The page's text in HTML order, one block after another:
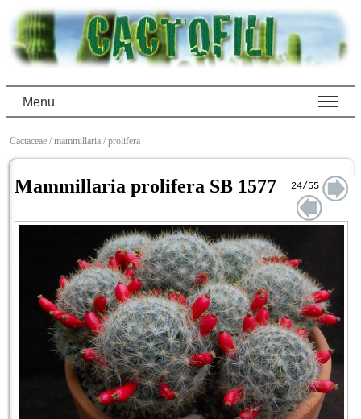
Menu
Cactaceae / mammillaria / prolifera
Mammillaria prolifera SB 1577 24/55